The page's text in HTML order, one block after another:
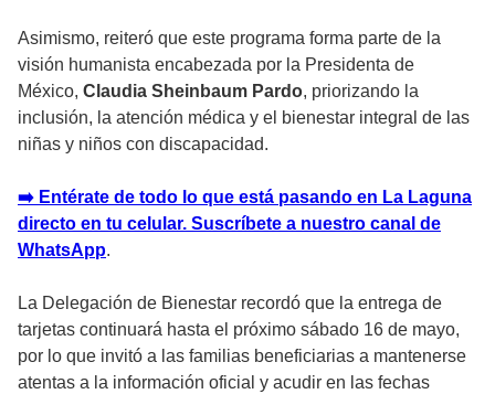
Asimismo, reiteró que este programa forma parte de la
visión humanista encabezada por la Presidenta de
México, Claudia Sheinbaum Pardo, priorizando la
inclusión, la atención médica y el bienestar integral de las
niñas y niños con discapacidad.
➡️ Entérate de todo lo que está pasando en La Laguna
directo en tu celular. Suscríbete a nuestro canal de
WhatsApp.
La Delegación de Bienestar recordó que la entrega de
tarjetas continuará hasta el próximo sábado 16 de mayo,
por lo que invitó a las familias beneficiarias a mantenerse
atentas a la información oficial y acudir en las fechas